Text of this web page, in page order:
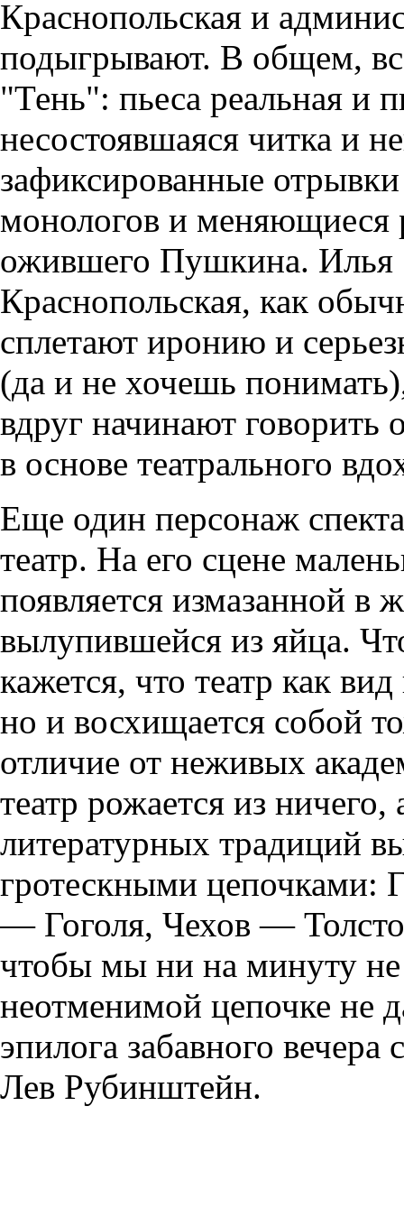
Краснопольская и
подыгрывают. В общем,
"Тень": пьеса реальная и
несостоявшаяся читка и
зафиксированные
монологов и меняющиеся
ожившего Пушкина. Илья
Краснопольская, как
сплетают иронию и
(да и не хочешь
вдруг начинают
в основе театрального
Еще один персонаж
театр. На его сцене
появляется измазанной в
вылупившейся из яйца.
кажется, что театр как
но и восхищается собой
отличие от неживых
театр рожается из ничего,
литературных традиций
гротескными цепочками:
— Гоголя, Чехов —
чтобы мы ни на минуту
неотменимой цепочке не
эпилога забавного вечера
Лев Рубинштейн.